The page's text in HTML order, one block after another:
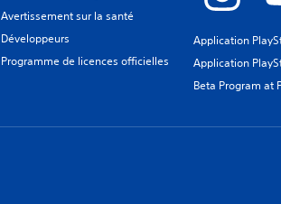
Avertissement sur la santé
Développeurs
Programme de licences officielles
Application
Application
Beta Program at